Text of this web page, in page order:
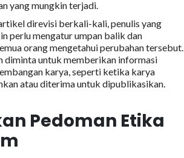
yang mungkin terjadi.
direvisi berkali-kali, penulis yang
perlu mengatur umpan balik dan
orang mengetahui perubahan tersebut.
diminta untuk memberikan informasi
karya, seperti ketika karya
atau diterima untuk dipublikasikan.
Pedoman Etika